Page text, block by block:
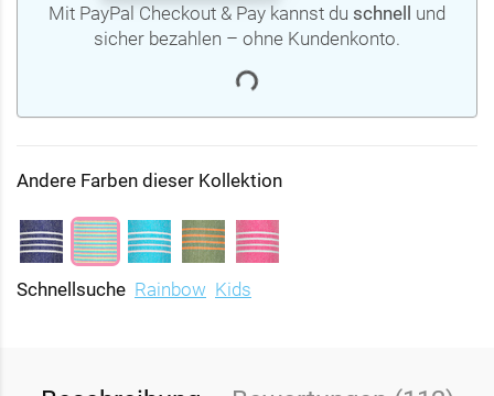
Mit PayPal Checkout & Pay kannst du schnell
und
sicher bezahlen – ohne Kundenkonto.
Andere Farben dieser Kollektion
Schnellsuche Rainbow Kids